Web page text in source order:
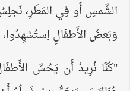
الشَّمسِ أَو فِي المَطَرِ،
وَبَعضُ الأَطفَالِ اِستُشهِدُوا،
"كُنَّا نُرِيدُ أَن يَحُسَّ